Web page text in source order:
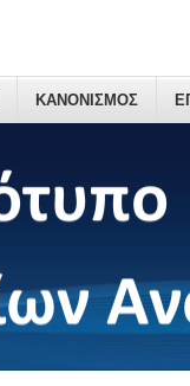
ΚΑΝΟΝΙΣΜΟΣ